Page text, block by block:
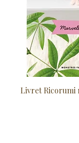
Livret Ricorumi